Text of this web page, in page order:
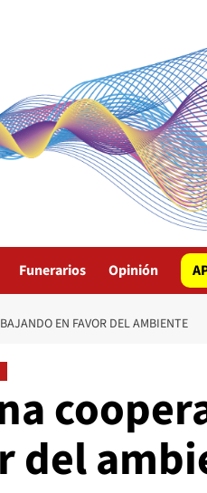
Funerarios Opinión
EN FAVOR DEL AMBIENTE
del